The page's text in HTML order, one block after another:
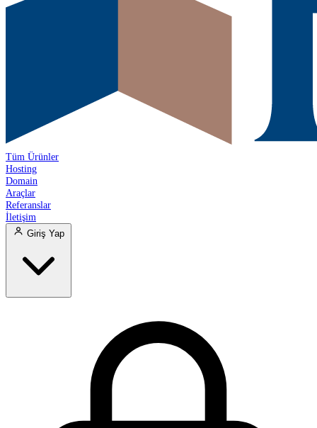
Tüm Ürünler
Hosting
Domain
Araçlar
Referanslar
İletişim
Giriş Yap